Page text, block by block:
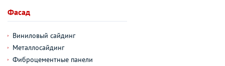
Фасад
Виниловый сайдинг
Металлосайдинг
Фиброцементные панели